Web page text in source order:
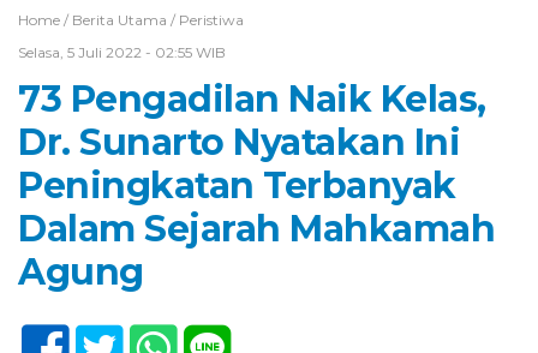
Home / Berita Utama / Peristiwa
Selasa, 5 Juli 2022 - 02:55 WIB
73 Pengadilan Naik Kelas,
Dr. Sunarto Nyatakan Ini
Peningkatan Terbanyak
Dalam Sejarah Mahkamah
Agung